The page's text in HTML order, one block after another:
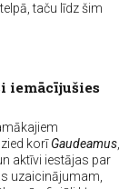
taču līdz šim
iemācījušies
korīGaudeamus
aktīvi iestājas par
uzaicinājumam,